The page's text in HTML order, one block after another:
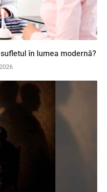
în lumea modernă?